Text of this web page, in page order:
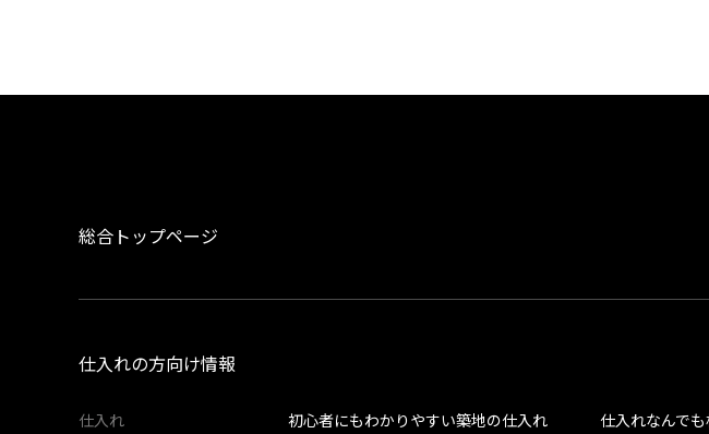
総合トップページ
仕入れの方向け情報
仕入れ 初心者にもわかりやすい築地の仕入れ 仕入れなんで